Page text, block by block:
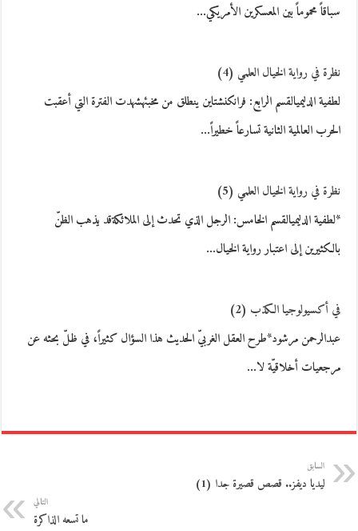
سباقاً محموماً بين المعسكرين الأمريكي…
نظرة في رواية الخيال العلمي (4)
لطفية الدليميالقسم الرابع: فرانكنشتاين ينطلق من مخبئهشهدت الفترة التي أعقبت
الحرب العالمية الثانية تسارعاً خطيراً…
نظرة في رواية الخيال العلمي (5)
*لطفية الدليميالقسم الخامس: الرجل الذي تحدث إلى الملائكةقد يذهب الظنّ
بالكثيرين إلى اعتبار رواية الخيال…
في أكسيولوجيا الكذب (2)
عبدالرحمن مرشود*طرح العقل الغربيّ الحديث هذا السؤال كثيراً، في ظلّ بحثه عن
مرجعيات أخلاقيّة لا…
السابق
ليديا ديفز.. قصص قصيرة جدا (1)
التالي
ما تسعه الذاكرة